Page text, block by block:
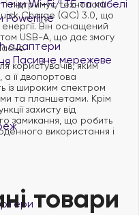
Wi-Fi/LTE та кабелі
адаптери
Пасивне мережеве
підтримує технології
Charge (QC) 3.0, що
Він оснащений
USB-A, що дає змогу
користувачів, яким
а її двопортова
із широким спектром
та планшетами. Крім
захисту від
замикання, що робить
використання і
товари